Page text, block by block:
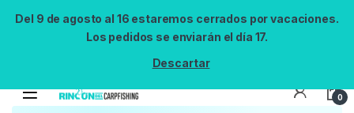
Del 9 de agosto al 16 estaremos cerrados por vacaciones.
Los pedidos se enviarán el día 17.
Descartar
0